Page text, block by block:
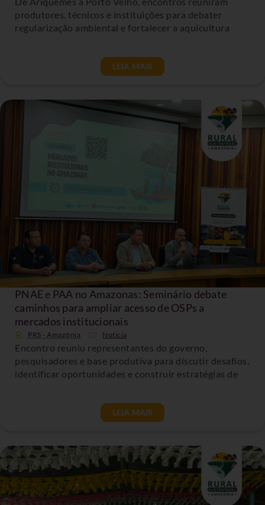
produtores, técnicos e instituições para debater
regularização ambiental e fortalecer a aquicultura
LEIA MAIS
PNAE e PAA no Amazonas: Seminário debate
caminhos para ampliar acesso de OSPs a
mercados institucionais
PRS - Amazônia Noticia
Encontro reuniu representantes do governo,
pesquisadores e base produtiva para discutir desafios,
identificar oportunidades e construir estratégias de
LEIA MAIS